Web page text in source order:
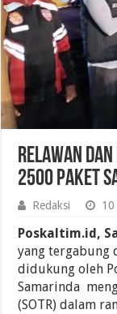
Relawan
2500 Paket
Redaksi 10
Poskaltim.id,
yang tergabung
didukung oleh
Samarinda
(SOTR) dalam